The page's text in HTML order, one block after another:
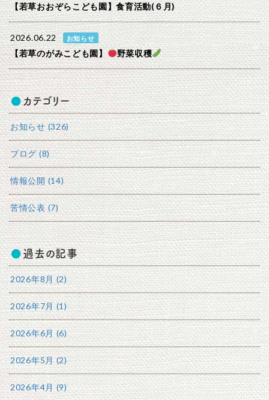
【若草おおぞらこども園】食育活動(６月)
2026.06.22 お知らせ
【若草のがみこども園】 野菜収穫
カテゴリー
お知らせ (326)
ブログ (8)
情報公開 (14)
苦情公表 (7)
過去の記事
2026年8月 (2)
2026年7月 (1)
2026年6月 (6)
2026年5月 (2)
2026年4月 (9)